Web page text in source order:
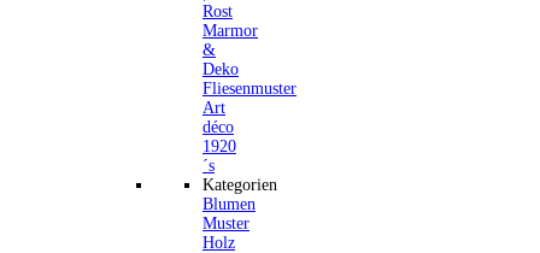
Rost
Marmor
&
Deko
Fliesenmuster
Art
déco
1920
´s
Kategorien
Blumen
Muster
Holz